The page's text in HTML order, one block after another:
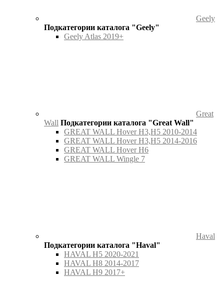
Geely
Подкатегории каталога "Geely"
Geely Atlas 2019+
Great
Wall Подкатегории каталога "Great Wall"
GREAT WALL Hover H3,H5 2010-2014
GREAT WALL Hover H3,H5 2014-2016
GREAT WALL Hover H6
GREAT WALL Wingle 7
Haval
Подкатегории каталога "Haval"
HAVAL H5 2020-2021
HAVAL H8 2014-2017
HAVAL H9 2017+